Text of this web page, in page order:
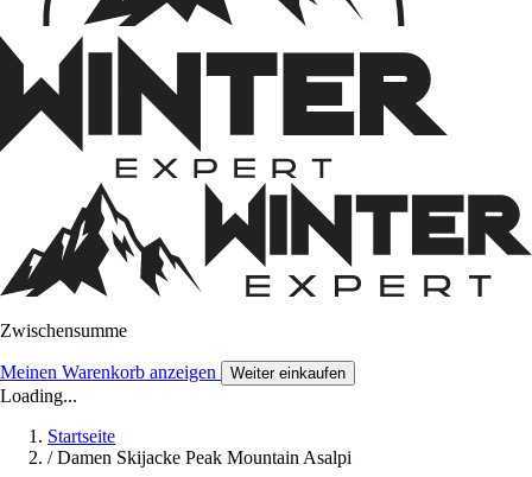
Zwischensumme
Meinen Warenkorb anzeigen Weiter einkaufen
Loading...
Startseite
/ Damen Skijacke Peak Mountain Asalpi